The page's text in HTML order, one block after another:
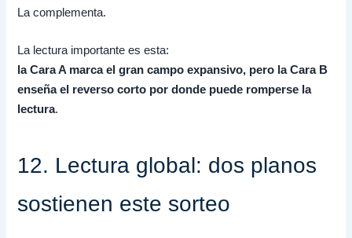
La complementa.
La lectura importante es esta:
la Cara A marca el gran campo expansivo, pero la Cara B
enseña el reverso corto por donde puede romperse la
lectura.
12. Lectura global: dos planos
sostienen este sorteo